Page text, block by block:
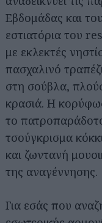
Εβδομάδας και
εστιατόρια του
με εκλεκτές
πασχαλινό
στη σούβλα,
κρασιά. Η
το
τσούγκρισμα
και ζωντανή
της αναγέννησης.
Για εσάς που